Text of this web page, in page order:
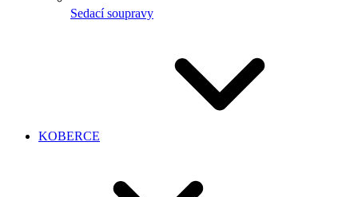
Sedací soupravy
KOBERCE